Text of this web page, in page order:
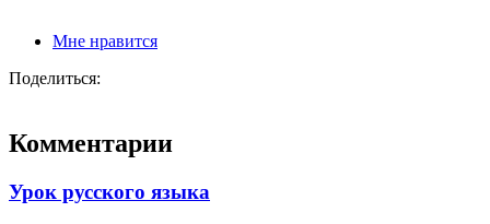
Мне нравится
Поделиться:
Комментарии
Урок русского языка